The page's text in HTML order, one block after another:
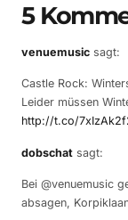
5
venuemusic sagt:
Castle Rock:
Leider müssen
http://t.co/
dobschat sagt:
Bei @venuemusic
absagen,